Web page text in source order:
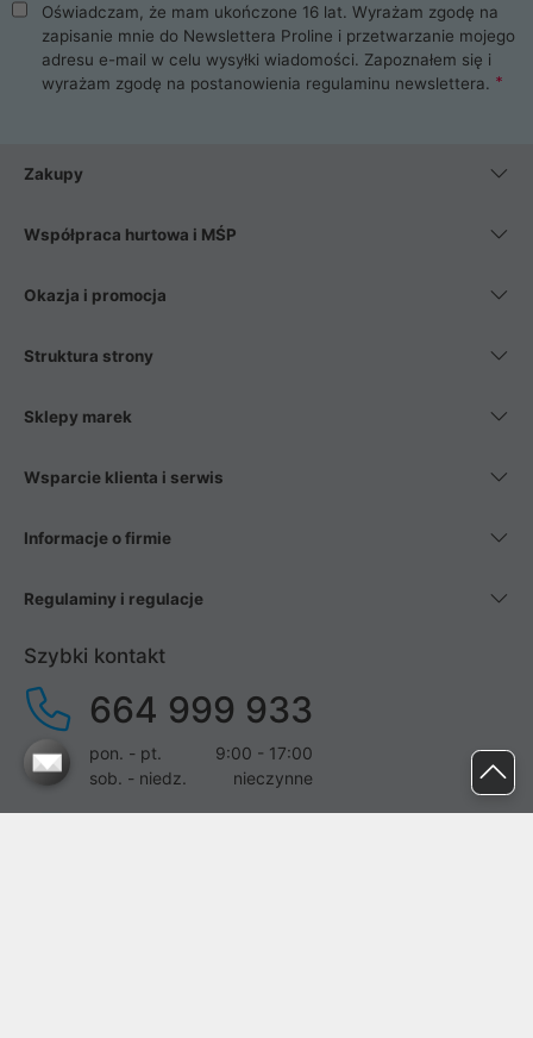
Oświadczam, że mam ukończone 16 lat. Wyrażam zgodę na
zapisanie mnie do Newslettera Proline i przetwarzanie mojego
adresu e-mail w celu wysyłki wiadomości. Zapoznałem się i
wyrażam zgodę na postanowienia regulaminu newslettera.
Zakupy
Współpraca hurtowa i MŚP
Okazja i promocja
Struktura strony
Sklepy marek
Wsparcie klienta i serwis
Informacje o firmie
Regulaminy i regulacje
Szybki kontakt
664 999 933
pon. - pt.
9:00 - 17:00
sob. - niedz.
nieczynne